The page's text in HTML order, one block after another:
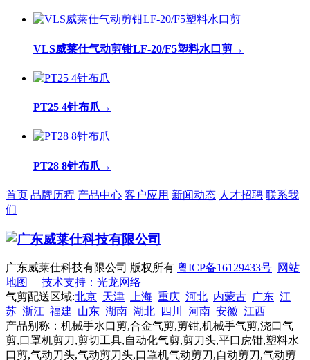
VLS威莱仕气动剪钳LF-20/F5塑料水口剪→
PT25 4针布爪 →
PT28 8针布爪 →
首页 品牌历程 产品中心 客户应用 新闻动态 人才招聘 联系我
们
广东威莱仕科技有限公司 版权所有 粤ICP备16129433号 网站
地图
技术支持：光龙网络
气剪配送区域:北京 天津 上海 重庆 河北 内蒙古 广东 江
苏 浙江 福建 山东 湖南 湖北 四川 河南 安徽 江西
产品别称：机械手水口剪,合金气剪,剪钳,机械手气剪,浇口气
剪,口罩机剪刀,剪切工具,自动化气剪,剪刀头,平口虎钳,塑料水
口剪,气动刀头,气动剪刀头,口罩机气动剪刀,自动剪刀,气动剪